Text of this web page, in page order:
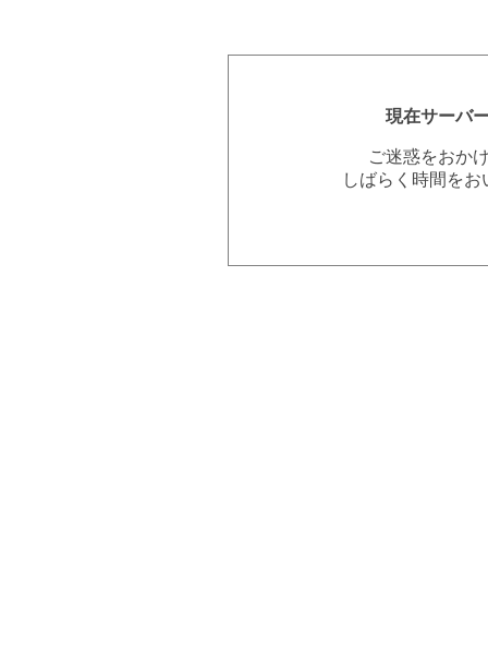
現在サーバ
ご迷惑をおか
しばらく時間を